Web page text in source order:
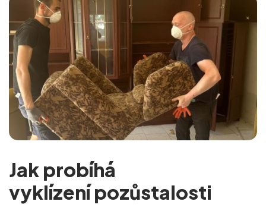
Jak probíhá
vyklízení pozůstalosti